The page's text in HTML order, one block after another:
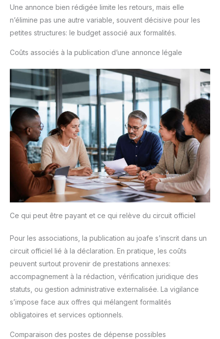
Une annonce bien rédigée limite les retours, mais elle
n’élimine pas une autre variable, souvent décisive pour les
petites structures: le budget associé aux formalités.
Coûts associés à la publication d’une annonce légale
Ce qui peut être payant et ce qui relève du circuit officiel
Pour les associations, la publication au joafe s’inscrit dans un
circuit officiel lié à la déclaration. En pratique, les coûts
peuvent surtout provenir de prestations annexes:
accompagnement à la rédaction, vérification juridique des
statuts, ou gestion administrative externalisée. La vigilance
s’impose face aux offres qui mélangent formalités
obligatoires et services optionnels.
Comparaison des postes de dépense possibles